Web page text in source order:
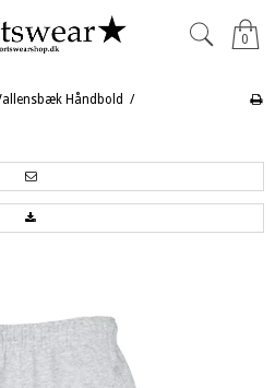
0
Håndbold /